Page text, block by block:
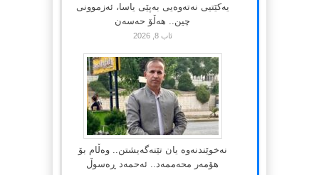
یەکێتیی نەتەوەیی بەپێی یاسا، ئەزموونی
چین.. هەڵۆ حەسەن
ئاب 8, 2026
نەخوێندنەوە یان تێنەگەیشتن.. وەڵام بۆ
هۆمەر محەممەد.. ئەحمەد ڕەسوڵ